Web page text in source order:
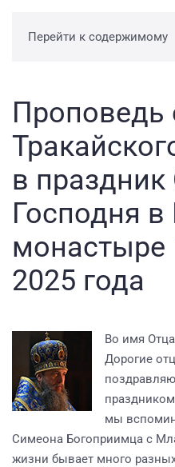
Перейти к содержимому
Проповедь
в праздник
Господня
монастыре
2025 года
Во имя
Дорогие
мы
Симеона Богоприимца с
жизни бывает много